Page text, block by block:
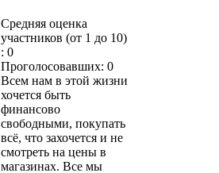
Средняя оценка
участников (от 1 до 10)
: 0
Проголосовавших: 0
Всем нам в этой жизни
хочется быть
финансово
свободными, покупать
всё, что захочется и не
смотреть на цены в
магазинах. Все мы